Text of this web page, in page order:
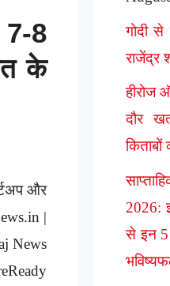
8
के
और
|
News
गोदी
राजेंद्र
हीरोज
दौर
किताबों
2026:
से इन 5